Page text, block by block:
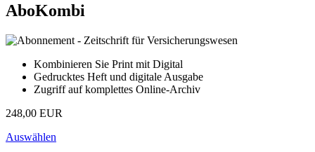
AboKombi
Kombinieren Sie Print mit Digital
Gedrucktes Heft und digitale Ausgabe
Zugriff auf komplettes Online-Archiv
248,00 EUR
Auswählen